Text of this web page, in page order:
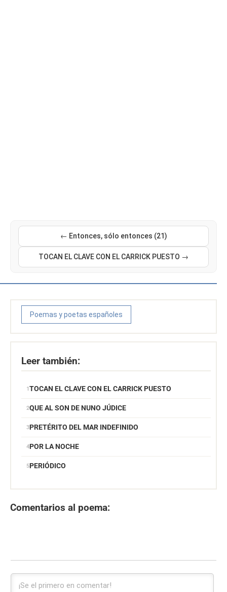
← Entonces, sólo entonces (21)
TOCAN EL CLAVE CON EL CARRICK PUESTO →
Poemas y poetas españoles
Leer también:
TOCAN EL CLAVE CON EL CARRICK PUESTO
QUE AL SON DE NUNO JÚDICE
PRETÉRITO DEL MAR INDEFINIDO
POR LA NOCHE
PERIÓDICO
Comentarios al poema: